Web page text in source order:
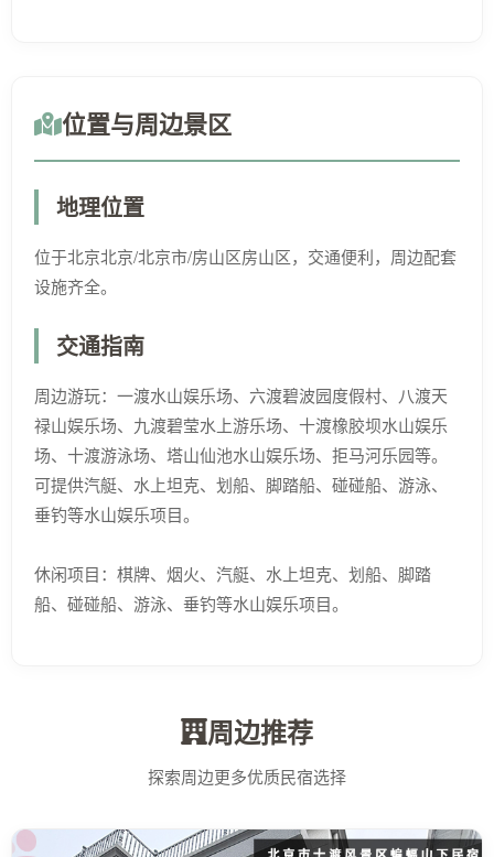
位置与周边景区
地理位置
位于北京北京/北京市/房山区房山区，交通便利，周边配套
设施齐全。
交通指南
周边游玩：一渡水山娱乐场、六渡碧波园度假村、八渡天
禄山娱乐场、九渡碧莹水上游乐场、十渡橡胶坝水山娱乐
场、十渡游泳场、塔山仙池水山娱乐场、拒马河乐园等。
可提供汽艇、水上坦克、划船、脚踏船、碰碰船、游泳、
垂钓等水山娱乐项目。
休闲项目：棋牌、烟火、汽艇、水上坦克、划船、脚踏
船、碰碰船、游泳、垂钓等水山娱乐项目。
周边推荐
探索周边更多优质民宿选择